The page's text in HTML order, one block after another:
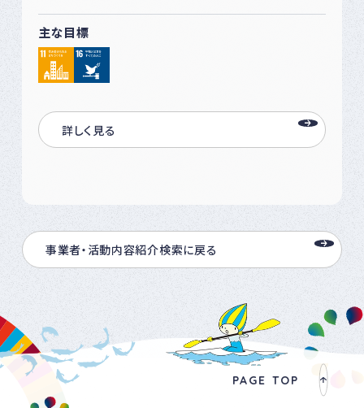
主な目標
詳しく見る
事業者・活動内容紹介検索に戻る
PAGE TOP